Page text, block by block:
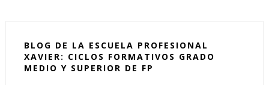
BLOG DE LA ESCUELA PROFESIONAL
XAVIER: CICLOS FORMATIVOS GRADO
MEDIO Y SUPERIOR DE FP